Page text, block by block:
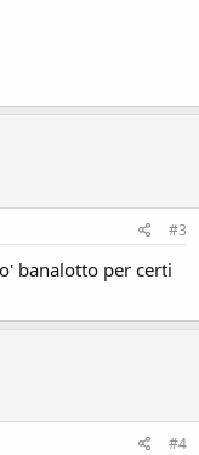
#3
banalotto per certi
#4